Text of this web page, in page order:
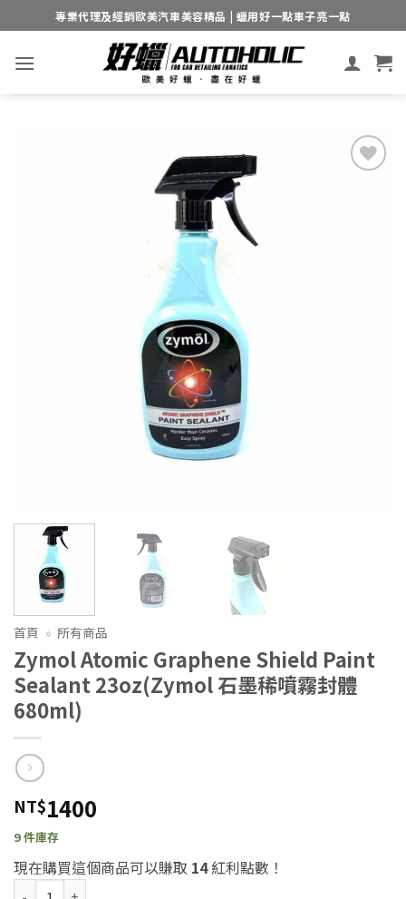
to
content
專業代理及經銷歐美汽車美容精品 | 蠟用好一點車子亮一點
首頁 » 所有商品
Zymol Atomic Graphene Shield Paint
Sealant 23oz(Zymol 石墨稀噴霧封體
680ml)
NT$1400
9 件庫存
現在購買這個商品可以賺取 14紅利點數！
Zymol Atomic Graphene Shield Paint Sealant 23oz(Zymol 石